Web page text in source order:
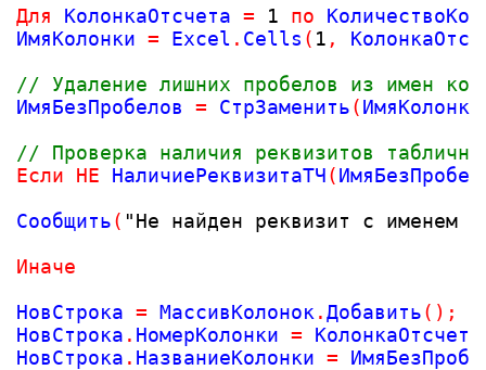
Для КолонкаОтсчета = 1 по
ИмяКолонки = Excel . Cells ( 1 ,
// Удаление лишних пробелов из имен
ИмяБезПробелов = СтрЗаменить(ИмяКолонки
// Проверка наличия реквизитов
Если
НЕ НаличиеРеквизитаТЧ(
Сообщить( "Не найден реквизит с именем "
Иначе
НовСтрока = МассивКолонок .Добавить( ) ;
НовСтрока . НомерКолонки = КолонкаОтсчета
НовСтрока . НазваниеКолонки =